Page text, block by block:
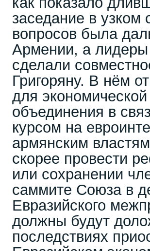
заседание в
вопросов была
Армении, а лидеры
сделали
Григоряну. В нём
для экономической
объединения в
курсом на
армянским
скорее провести
или сохранении
саммите Союза в
Евразийского
должны будут
последствиях